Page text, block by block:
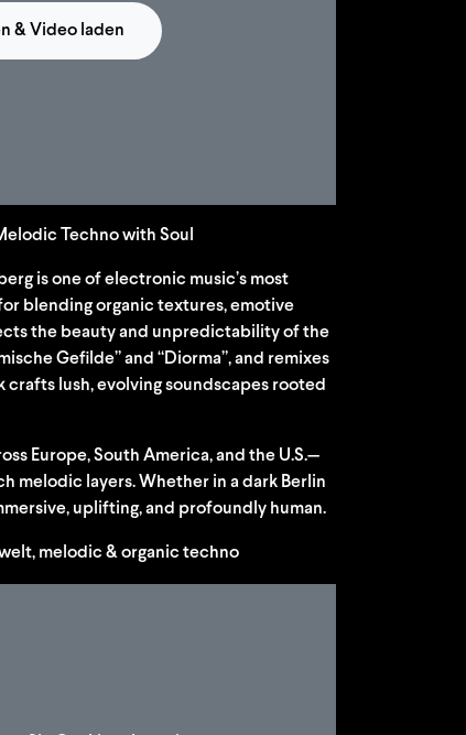
& Video laden
Techno with Soul
is one of electronic music’s most
blending organic textures, emotive
the beauty and unpredictability of the
Gefilde” and “Diorma”, and remixes
crafts lush, evolving soundscapes rooted
Europe, South America, and the U.S.—
melodic layers. Whether in a dark Berlin
uplifting, and profoundly human.
melodic & organic techno